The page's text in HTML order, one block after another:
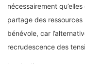
nécessairement
partage des
bénévole, car
recrudescence des